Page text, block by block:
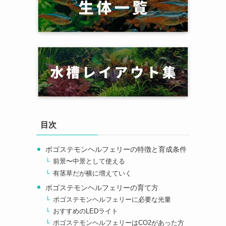
目次
ポゴステモンヘルフェリーの特徴と育成条件
前景〜中景として使える
有茎草だが横に増えていく
ポゴステモンヘルフェリーの育て方
ポゴステモンヘルフェリーに必要な光量
おすすめのLEDライト
ポゴステモンヘルフェリーはCO2があった方